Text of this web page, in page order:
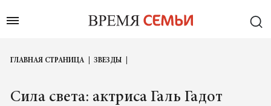
ГЛАВНАЯ СТРАНИЦА ЗВЕЗДЫ
Сила света: актриса Галь Гадот